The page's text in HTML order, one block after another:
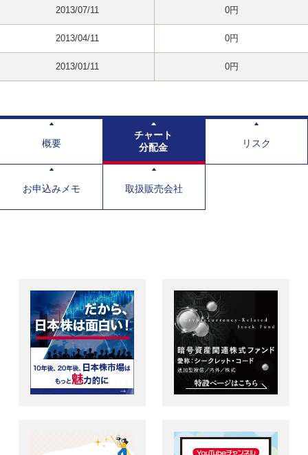
2013/07/11 0円
2013/04/11 0円
2013/01/11 0円
概要
チャート
分配金
リスク
お申込みメモ 取扱販売会社